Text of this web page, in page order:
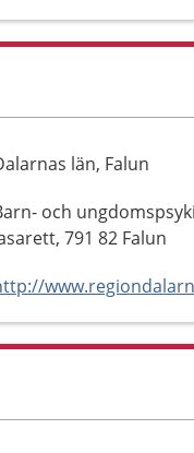
län, Falun
och
791 82 Falun